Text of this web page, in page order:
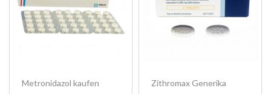
Metronidazol kaufen Zithromax Generika